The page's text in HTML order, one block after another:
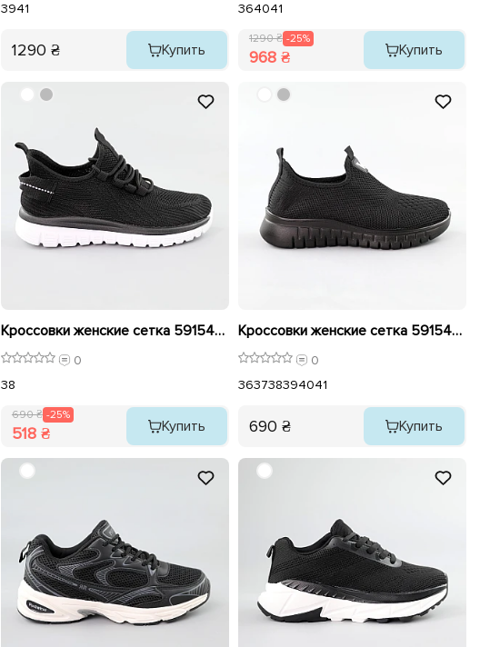
3941
1290 ₴ Купить
364041
1290 ₴ -25%
968 ₴ Купить
Кроссовки женские сетка 591549 Черные распродажа
0
38
690 ₴ -25%
518 ₴ Купить
Кроссовки женские сетка 591545 Черные
0
363738394041
690 ₴ Купить